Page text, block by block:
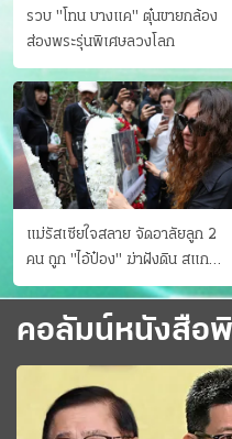
รวบ "โทน บางแค" ตุ๋นขายกล้อง
ส่องพระรุ่นพิเศษลวงโลก
แม่รัสเซียใจสลาย จัดอาลัยลูก 2
คน ถูก "ไอ้ป๋อง" ฆ่าฝังดิน สแกน
ไม่มีศพเพิ่ม
คอลัมน์หนังสือ